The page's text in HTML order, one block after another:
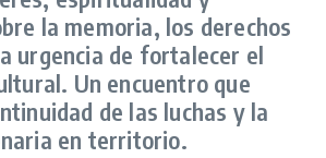
la memoria, los derechos
urgencia de fortalecer el
Un encuentro que
de las luchas y la
en territorio.